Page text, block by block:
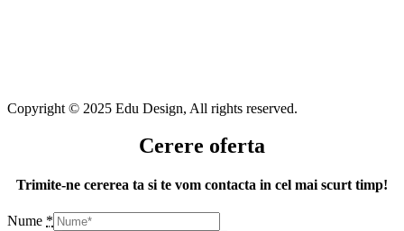
Copyright © 2025 Edu Design, All rights reserved.
Cerere oferta
Trimite-ne cererea ta si te vom contacta in cel mai scurt timp!
Nume *